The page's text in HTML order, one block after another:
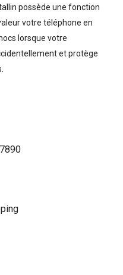
possède une fonction
votre téléphone en
lorsque votre
et protège